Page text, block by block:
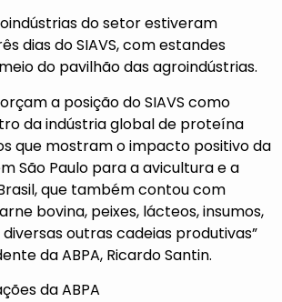
do setor estiveram
dias do SIAVS, com estandes
do pavilhão das agroindústrias.
a posição do SIAVS como
da indústria global de proteína
que mostram o impacto positivo da
São Paulo para a avicultura e a
que também contou com
bovina, peixes, lácteos, insumos,
outras cadeias produtivas”
da ABPA, Ricardo Santin.
da ABPA